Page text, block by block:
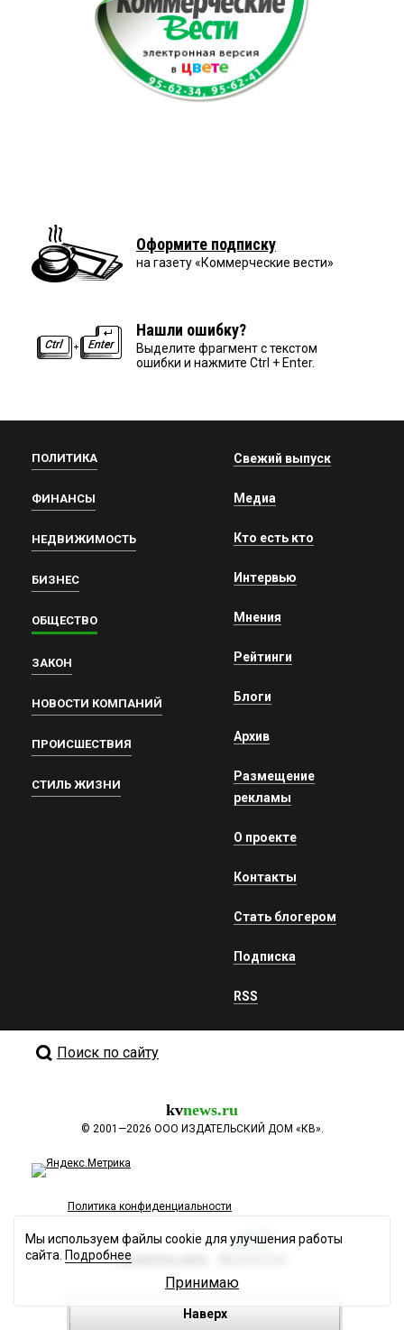
Оформите подписку
на газету «Коммерческие вести»
Нашли ошибку?
Выделите фрагмент с текстом
ошибки и нажмите Ctrl + Enter.
ПОЛИТИКА
ФИНАНСЫ
НЕДВИЖИМОСТЬ
БИЗНЕС
ОБЩЕСТВО
ЗАКОН
НОВОСТИ КОМПАНИЙ
ПРОИСШЕСТВИЯ
СТИЛЬ ЖИЗНИ
Свежий выпуск
Медиа
Кто есть кто
Интервью
Мнения
Рейтинги
Блоги
Архив
Размещение
рекламы
О проекте
Контакты
Стать блогером
Подписка
RSS
Поиск по сайту
kvnews.ru
© 2001—2026 ООО ИЗДАТЕЛЬСКИЙ ДОМ «КВ».
Политика конфиденциальности
Разработка сайта
Наверх
Мы используем файлы cookie для улучшения работы
сайта. Подробнее
Принимаю